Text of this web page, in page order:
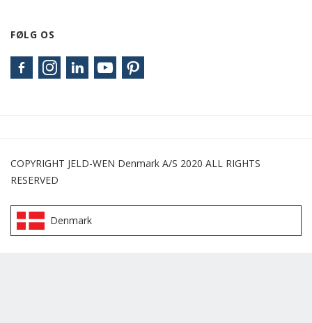
FØLG OS
COPYRIGHT JELD-WEN Denmark A/S 2020 ALL RIGHTS
RESERVED
Denmark